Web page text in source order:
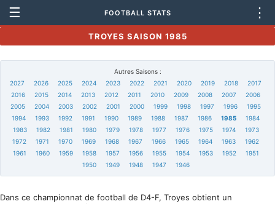
☰ FOOTBALL STATS ⋮
TROYES SAISON 1985
Autres Saisons :
2027
2026 2025 2024 2023 2022 2021 2020 2019 2018
2017
2016
2015 2014 2013 2012 2011 2010 2009 2008 2007
2006
2005
2004 2003 2002 2001 2000 1999 1998 1997 1996
1995
1994
1993 1992 1991 1990 1989 1988 1987 1986 1985
1984
1983
1982 1981 1980 1979 1978 1977 1976 1975 1974
1973
1972
1971 1970 1969 1968 1967 1966 1965 1964 1963
1962
1961
1960 1959 1958 1957 1956 1955 1954 1953 1952
1951
1950
1949 1948 1947 1946
Dans ce championnat de football de D4-F, Troyes obtient un